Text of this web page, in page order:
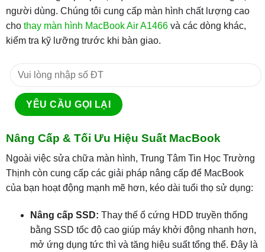
người dùng. Chúng tôi cung cấp màn hình chất lượng cao
cho thay màn hình MacBook Air A1466và các dòng khác,
kiểm tra kỹ lưỡng trước khi bàn giao.
Nâng Cấp & Tối Ưu Hiệu Suất MacBook
Ngoài việc sửa chữa màn hình, Trung Tâm Tin Học Trường
Thịnh còn cung cấp các giải pháp nâng cấp để MacBook
của bạn hoạt động mạnh mẽ hơn, kéo dài tuổi thọ sử dụng:
Nâng cấp SSD: Thay thế ổ cứng HDD truyền thống
bằng SSD tốc độ cao giúp máy khởi động nhanh hơn,
mở ứng dụng tức thì và tăng hiệu suất tổng thể. Đây là